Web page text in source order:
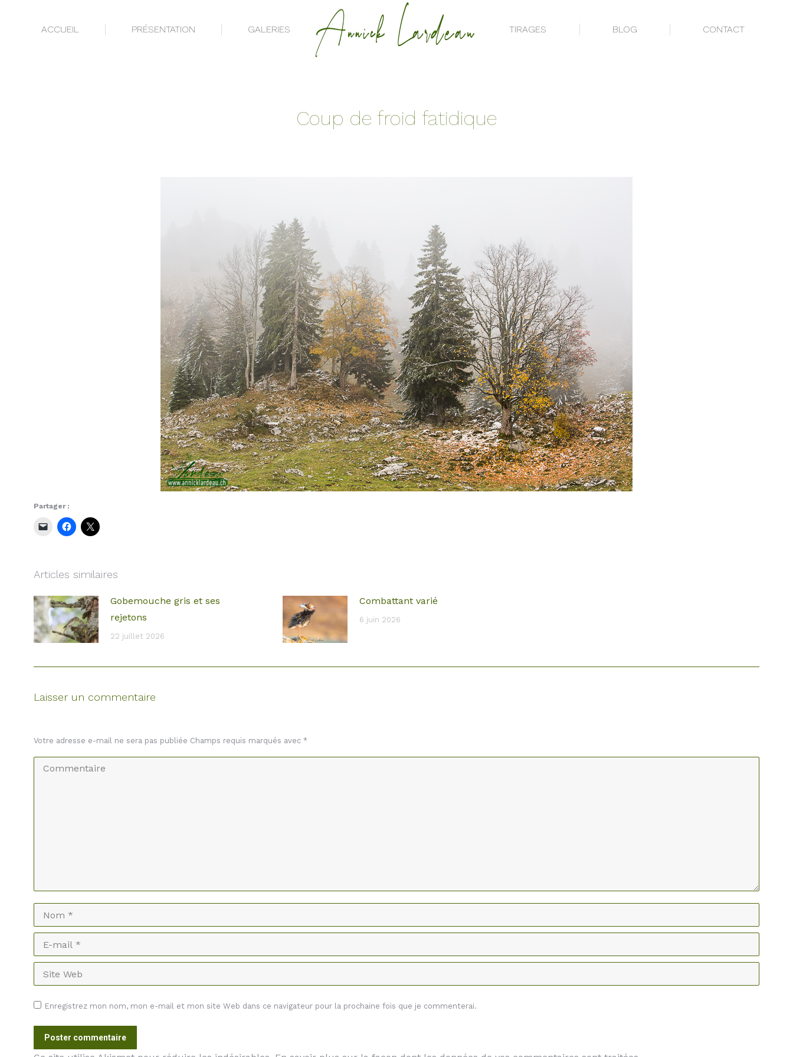
ACCUEIL PRÉSENTATION GALERIES TIRAGES BLOG CONTACT
Coup de froid fatidique
Partager :
Articles similaires
Gobemouche gris et ses
rejetons
22 juillet 2026
Combattant varié
6 juin 2026
Laisser un commentaire
Votre adresse e-mail ne sera pas publiée Champs requis marqués avec *
Commentaire
Nom *
E-mail *
Site Web
Enregistrez mon nom, mon e-mail et mon site Web dans ce navigateur pour la prochaine fois que je commenterai.
Poster commentaire
ACCUEIL PRÉSENTATION GALERIES TIRAGES BLOG CONTACT